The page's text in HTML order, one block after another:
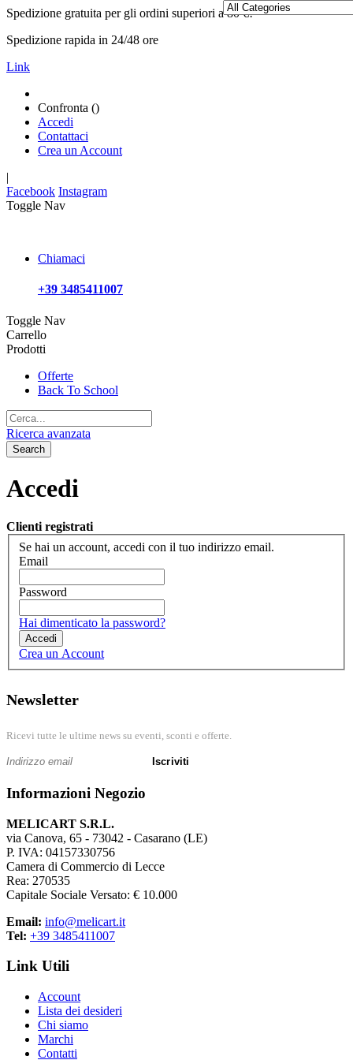
Spedizione gratuita per gli ordini superiori a 80 €!
Spedizione rapida in 24/48 ore
Link
Confronta ()
Accedi
Contattaci
Crea un Account
|
Facebook Instagram
Toggle Nav
Chiamaci
+39 3485411007
Toggle Nav
Carrello
Prodotti
Offerte
Back To School
Ricerca avanzata
Search
Accedi
Clienti registrati
Se hai un account, accedi con il tuo indirizzo email.
Email
Password
Hai dimenticato la password?
Accedi
Crea un Account
Newsletter
Ricevi tutte le ultime news su eventi, sconti e offerte.
Iscriviti
Informazioni Negozio
MELICART S.R.L.
via Canova, 65 - 73042 - Casarano (LE)
P. IVA: 04157330756
Camera di Commercio di Lecce
Rea: 270535
Capitale Sociale Versato: € 10.000
Email: info@melicart.it
Tel: +39 3485411007
Link Utili
Account
Lista dei desideri
Chi siamo
Marchi
Contatti